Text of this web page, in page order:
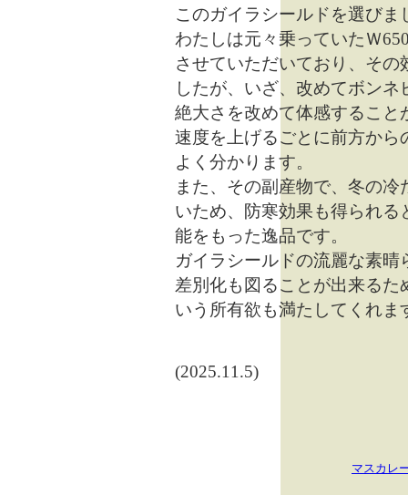
このガイラシールドを選びま
わたしは元々乗っていたＷ
させていただいており、そ
したが、いざ、改めてボン
絶大さを改めて体感すること
速度を上げるごとに前方か
よく分かります。
また、その副産物で、冬の
いため、防寒効果も得られ
能をもった逸品です。
ガイラシールドの流麗な素
差別化も図ることが出来る
いう所有欲も満たしてくれま
(2025.11.5)
マスカレ